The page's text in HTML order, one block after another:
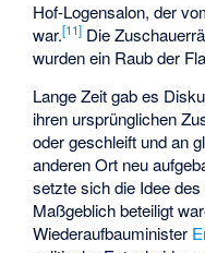
Hof-Logensalon, der
war.[11] Die
wurden ein Raub der
Lange Zeit gab es
ihren ursprünglichen
oder geschleift und an
anderen Ort neu
setzte sich die Idee
Maßgeblich beteiligt
Wiederaufbauminister